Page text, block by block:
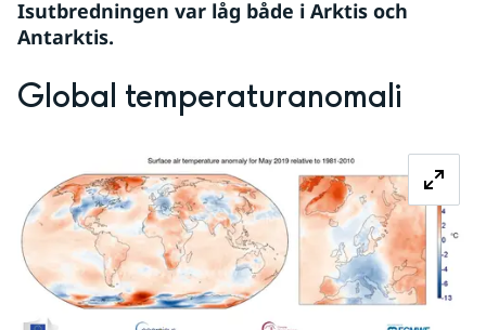
Isutbredningen var låg både i Arktis och
Antarktis.
Global temperaturanomali